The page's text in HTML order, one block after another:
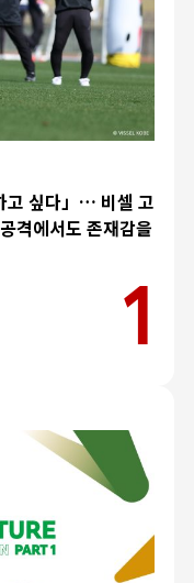
고 싶다」… 비셀 고
격에서도 존재감을